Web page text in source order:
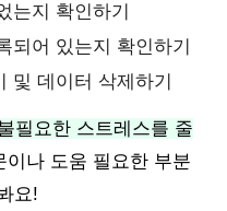
는지 확인하기
되어 있는지 확인하기
및 데이터 삭제하기
필요한 스트레스를 줄
이나 도움 필요한 부분
요!